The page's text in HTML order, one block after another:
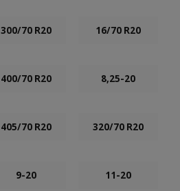
300/70 R20 16/70 R20
400/70 R20 8,25-20
405/70 R20 320/70 R20
9-20 11-20